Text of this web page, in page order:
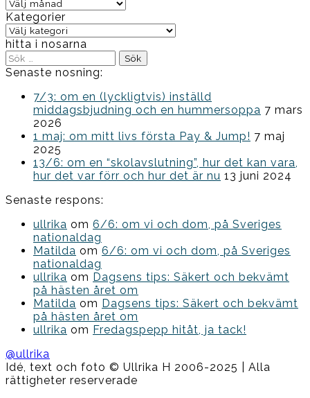
Arkiv
Kategorier
Kategorier
hitta i nosarna
Sök
efter:
Senaste nosning:
7/3: om en (lyckligtvis) inställd
middagsbjudning och en hummersoppa 7 mars
2026
1 maj: om mitt livs första Pay & Jump! 7 maj
2025
13/6: om en “skolavslutning”, hur det kan vara,
hur det var förr och hur det är nu 13 juni 2024
Senaste respons:
ullrika om 6/6: om vi och dom, på Sveriges
nationaldag
Matilda om 6/6: om vi och dom, på Sveriges
nationaldag
ullrika om Dagsens tips: Säkert och bekvämt
på hästen året om
Matilda om Dagsens tips: Säkert och bekvämt
på hästen året om
ullrika om Fredagspepp hitåt, ja tack!
@ullrika
Idé, text och foto © Ullrika H 2006-2025 | Alla
rättigheter reserverade